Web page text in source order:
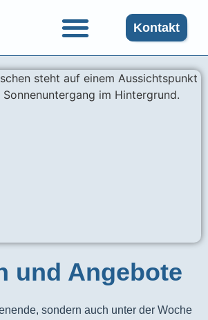
Kontakt
und Angebote​
sondern auch unter der Woche